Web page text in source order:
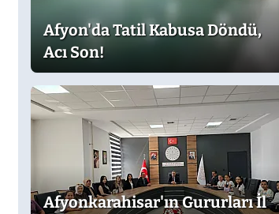
Afyon'da Tatil Kabusa Döndü,
Acı Son!
Afyonkarahisar'ın Gururları İl